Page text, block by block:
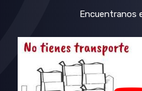
Encuentranos